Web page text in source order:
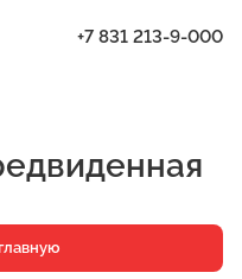
+7 831 213-9-000